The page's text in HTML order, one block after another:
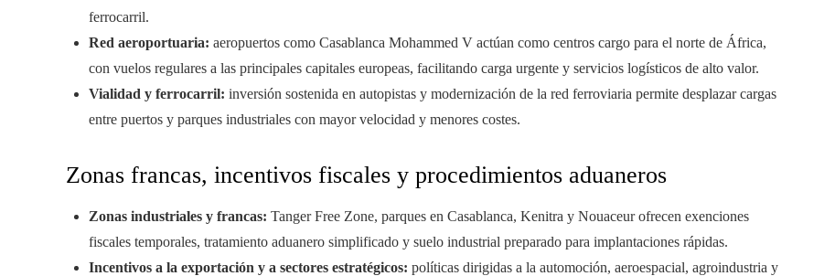
ferrocarril.
Red aeroportuaria: aeropuertos como Casablanca Mohammed V actúan como centros cargo para el norte de África,
con vuelos regulares a las principales capitales europeas, facilitando carga urgente y servicios logísticos de alto valor.
Vialidad y ferrocarril: inversión sostenida en autopistas y modernización de la red ferroviaria permite desplazar cargas
entre puertos y parques industriales con mayor velocidad y menores costes.
Zonas francas, incentivos fiscales y procedimientos aduaneros
Zonas industriales y francas: Tanger Free Zone, parques en Casablanca, Kenitra y Nouaceur ofrecen exenciones
fiscales temporales, tratamiento aduanero simplificado y suelo industrial preparado para implantaciones rápidas.
Incentivos a la exportación y a sectores estratégicos: políticas dirigidas a la automoción, aeroespacial, agroindustria y